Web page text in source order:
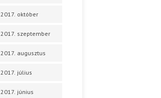
2017. október
2017. szeptember
2017. augusztus
2017. július
2017. június